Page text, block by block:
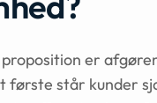
proposition er
første står kunder